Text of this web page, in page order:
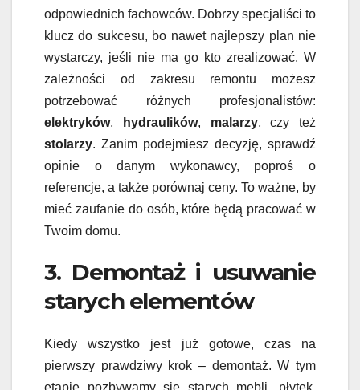
odpowiednich fachowców. Dobrzy specjaliści to
klucz do sukcesu, bo nawet najlepszy plan nie
wystarczy, jeśli nie ma go kto zrealizować. W
zależności od zakresu remontu możesz
potrzebować różnych profesjonalistów:
elektryków, hydraulików, malarzy, czy też
stolarzy. Zanim podejmiesz decyzję, sprawdź
opinie o danym wykonawcy, poproś o
referencje, a także porównaj ceny. To ważne, by
mieć zaufanie do osób, które będą pracować w
Twoim domu.
3. Demontaż i usuwanie
starych elementów
Kiedy wszystko jest już gotowe, czas na
pierwszy prawdziwy krok – demontaż. W tym